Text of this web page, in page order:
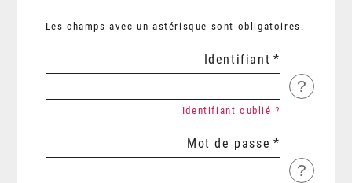
Les champs avec un astérisque sont obligatoires.
Identifiant
?
Identifiant oublié ?
Mot de passe
?